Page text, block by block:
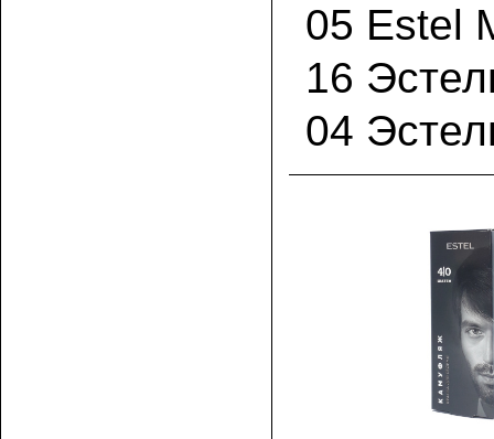
05 Estel
16
04